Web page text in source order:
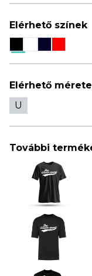
Elérhető színek
Elérhető
U
További